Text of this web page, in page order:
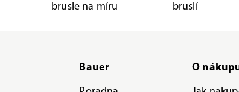
brusle na míru
bruslí
Bauer O